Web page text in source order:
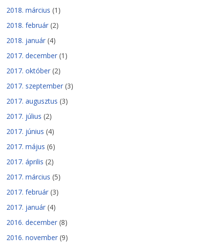
2018. március (1)
2018. február (2)
2018. január (4)
2017. december (1)
2017. október (2)
2017. szeptember (3)
2017. augusztus (3)
2017. július (2)
2017. június (4)
2017. május (6)
2017. április (2)
2017. március (5)
2017. február (3)
2017. január (4)
2016. december (8)
2016. november (9)